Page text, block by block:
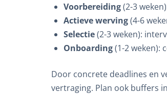
Voorbereiding(2-3
Actieve werving(4-6
Selectie(2-3 weken):
Onboarding(1-2 weken):
Door concrete deadlines en
vertraging. Plan ook buffers